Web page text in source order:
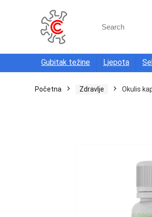
for:
Gubitak težine Ljepota
Početna Zdravlje Okulis